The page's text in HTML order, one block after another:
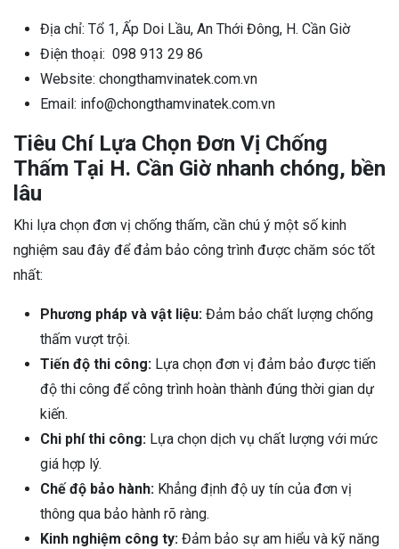
Địa chỉ: Tổ 1, Ấp Doi Lầu, An Thới Đông, H. Cần Giờ
Điện thoại: 098 913 29 86
Website: chongthamvinatek.com.vn
Email: info@chongthamvinatek.com.vn
Tiêu Chí Lựa Chọn Đơn Vị Chống
Thấm Tại H. Cần Giờ nhanh chóng, bền
lâu
Khi lựa chọn đơn vị chống thấm, cần chú ý một số kinh
nghiệm sau đây để đảm bảo công trình được chăm sóc tốt
nhất:
Phương pháp và vật liệu: Đảm bảo chất lượng chống
thấm vượt trội.
Tiến độ thi công: Lựa chọn đơn vị đảm bảo được tiến
độ thi công để công trình hoàn thành đúng thời gian dự
kiến.
Chi phí thi công: Lựa chọn dịch vụ chất lượng với mức
giá hợp lý.
Chế độ bảo hành: Khẳng định độ uy tín của đơn vị
thông qua bảo hành rõ ràng.
Kinh nghiệm công ty: Đảm bảo sự am hiểu và kỹ năng